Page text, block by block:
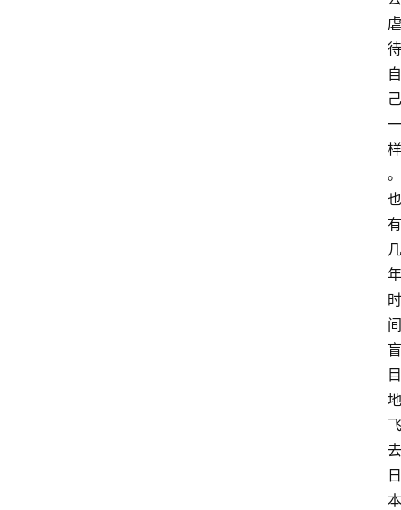
虐
待
自
己
一
样
。
也
有
几
年
时
间
盲
目
地
飞
去
日
本